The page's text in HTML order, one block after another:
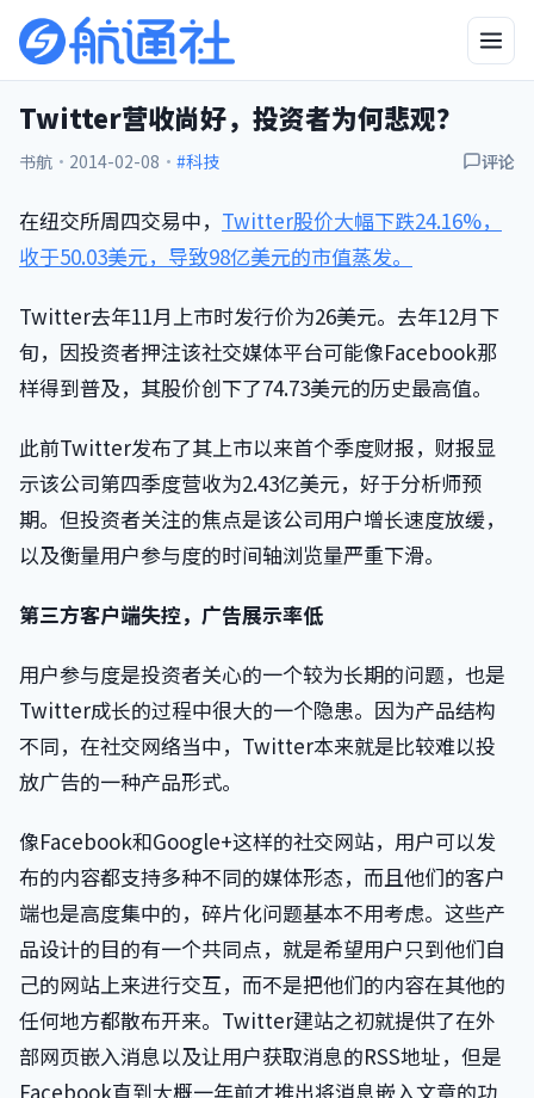
Twitter营收尚好，投资者为何悲观？
书航 · 2014-02-08 · #科技 评论
在纽交所周四交易中， Twitter股价大幅下跌24.16%，
收于50.03美元，导致98亿美元的市值蒸发。
Twitter去年11月上市时发行价为26美元。去年12月下
旬，因投资者押注该社交媒体平台可能像Facebook那
样得到普及，其股价创下了74.73美元的历史最高值。
此前Twitter发布了其上市以来首个季度财报，财报显
示该公司第四季度营收为2.43亿美元，好于分析师预
期。但投资者关注的焦点是该公司用户增长速度放缓，
以及衡量用户参与度的时间轴浏览量严重下滑。
第三方客户端失控，广告展示率低
用户参与度是投资者关心的一个较为长期的问题，也是
Twitter成长的过程中很大的一个隐患。因为产品结构
不同，在社交网络当中，Twitter本来就是比较难以投
放广告的一种产品形式。
像Facebook和Google+这样的社交网站，用户可以发
布的内容都支持多种不同的媒体形态，而且他们的客户
端也是高度集中的，碎片化问题基本不用考虑。这些产
品设计的目的有一个共同点，就是希望用户只到他们自
己的网站上来进行交互，而不是把他们的内容在其他的
任何地方都散布开来。Twitter建站之初就提供了在外
部网页嵌入消息以及让用户获取消息的RSS地址，但是
Facebook直到大概一年前才推出将消息嵌入文章的功